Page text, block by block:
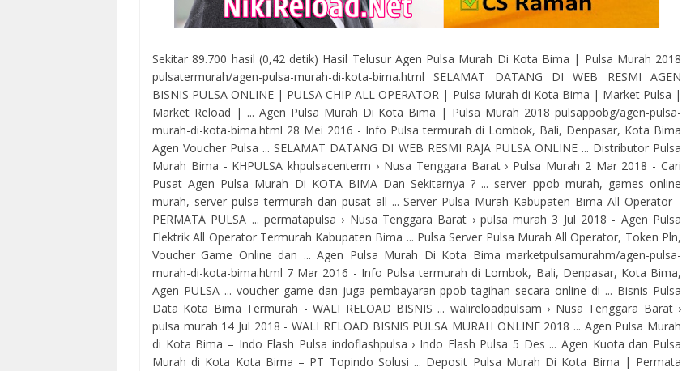
Sekitar 89.700 hasil (0,42 detik) Hasil Telusur Agen Pulsa Murah Di Kota Bima | Pulsa Murah 2018
pulsatermurah/agen-pulsa-murah-di-kota-bima.html SELAMAT DATANG DI WEB RESMI AGEN
BISNIS PULSA ONLINE | PULSA CHIP ALL OPERATOR | Pulsa Murah di Kota Bima | Market Pulsa |
Market Reload | ... Agen Pulsa Murah Di Kota Bima | Pulsa Murah 2018 pulsappobg/agen-pulsa-
murah-di-kota-bima.html 28 Mei 2016 - Info Pulsa termurah di Lombok, Bali, Denpasar, Kota Bima
Agen Voucher Pulsa ... SELAMAT DATANG DI WEB RESMI RAJA PULSA ONLINE ... Distributor Pulsa
Murah Bima - KHPULSA khpulsacenterm › Nusa Tenggara Barat › Pulsa Murah 2 Mar 2018 - Cari
Pusat Agen Pulsa Murah Di KOTA BIMA Dan Sekitarnya ? ... server ppob murah, games online
murah, server pulsa termurah dan pusat all ... Server Pulsa Murah Kabupaten Bima All Operator -
PERMATA PULSA ... permatapulsa › Nusa Tenggara Barat › pulsa murah 3 Jul 2018 - Agen Pulsa
Elektrik All Operator Termurah Kabupaten Bima ... Pulsa Server Pulsa Murah All Operator, Token Pln,
Voucher Game Online dan ... Agen Pulsa Murah Di Kota Bima marketpulsamurahm/agen-pulsa-
murah-di-kota-bima.html 7 Mar 2016 - Info Pulsa termurah di Lombok, Bali, Denpasar, Kota Bima,
Agen PULSA ... voucher game dan juga pembayaran ppob tagihan secara online di ... Bisnis Pulsa
Data Kota Bima Termurah - WALI RELOAD BISNIS ... walireloadpulsam › Nusa Tenggara Barat ›
pulsa murah 14 Jul 2018 - WALI RELOAD BISNIS PULSA MURAH ONLINE 2018 ... Agen Pulsa Murah
di Kota Bima – Indo Flash Pulsa indoflashpulsa › Indo Flash Pulsa 5 Des ... Agen Kuota dan Pulsa
Murah di Kota Kota Bima – PT Topindo Solusi ... Deposit Pulsa Murah Di Kota Bima | Permata